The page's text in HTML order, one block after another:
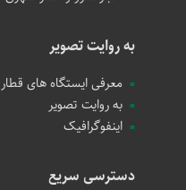
به روایت تصویر
معرفی ایستگاه های قطار
به روایت تصویر
اینفوگرافیک
دسترسی سریع